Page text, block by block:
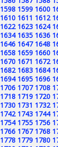
1598 1599 1600
1610 1611 1612
1622 1623 1624
1634 1635 1636
1646 1647 1648
1658 1659 1660
1670 1671 1672
1682 1683 1684
1694 1695 1696
1706 1707 1708
1718 1719 1720
1730 1731 1732
1742 1743 1744
1754 1755 1756
1766 1767 1768
1778 1779 1780